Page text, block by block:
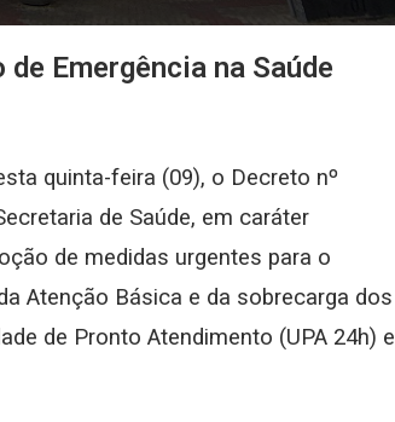
Emergência na Saúde
quinta-feira (09), o Decreto nº
de Saúde, em caráter
de medidas urgentes para o
Atenção Básica e da sobrecarga dos
de Pronto Atendimento (UPA 24h) e